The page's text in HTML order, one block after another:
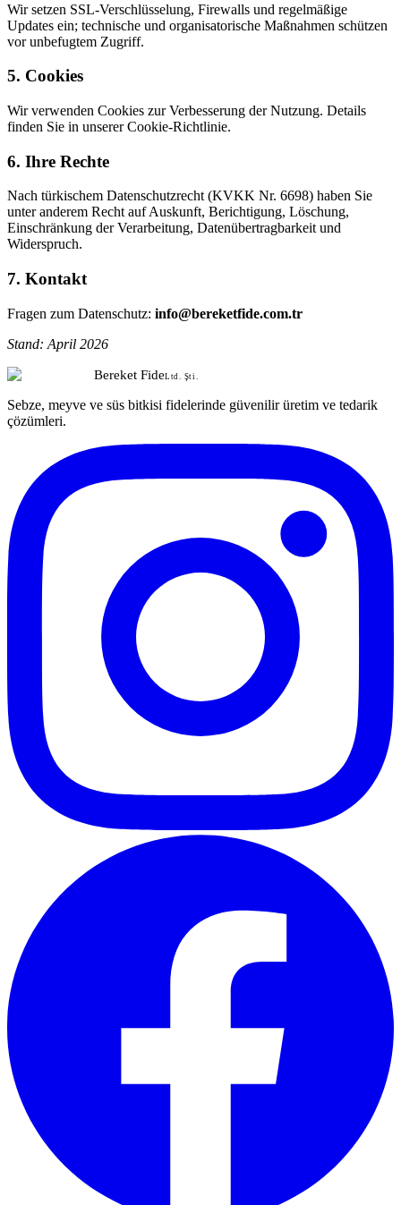
Wir setzen SSL-Verschlüsselung, Firewalls und regelmäßige
Updates ein; technische und organisatorische Maßnahmen schützen
vor unbefugtem Zugriff.
5. Cookies
Wir verwenden Cookies zur Verbesserung der Nutzung. Details
finden Sie in unserer Cookie-Richtlinie.
6. Ihre Rechte
Nach türkischem Datenschutzrecht (KVKK Nr. 6698) haben Sie
unter anderem Recht auf Auskunft, Berichtigung, Löschung,
Einschränkung der Verarbeitung, Datenübertragbarkeit und
Widerspruch.
7. Kontakt
Fragen zum Datenschutz: info@bereketfide.com.tr
Stand: April 2026
Bereket FideLtd. Şti.
Sebze, meyve ve süs bitkisi fidelerinde güvenilir üretim ve tedarik
çözümleri.